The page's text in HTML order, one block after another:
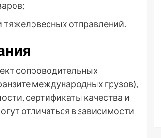
тяжеловесных отправлений.
сопроводительных
международных грузов),
сертификаты качества и
отличаться в зависимости